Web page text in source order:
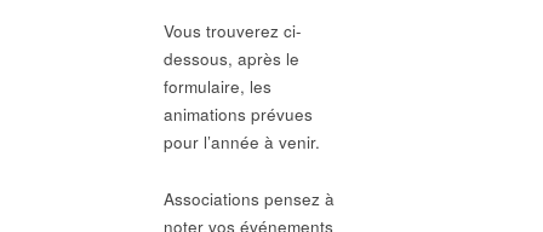
Vous trouverez ci-
dessous, après le
formulaire, les
animations prévues
pour l’année à venir.
Associations pensez à
noter vos événements